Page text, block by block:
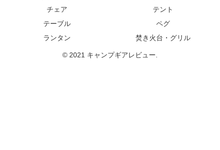
チェア
テント
テーブル
ペグ
ランタン
焚き火台・グリル
© 2021 キャンプギアレビュー.